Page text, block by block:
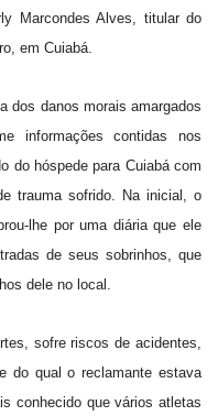
Marcondes Alves, titular do
em Cuiabá.
dos danos morais amargados
informações contidas nos
do hóspede para Cuiabá com
trauma sofrido. Na inicial, o
lhe por uma diária que ele
de seus sobrinhos, que
dele no local.
sofre riscos de acidentes,
do qual o reclamante estava
conhecido que vários atletas